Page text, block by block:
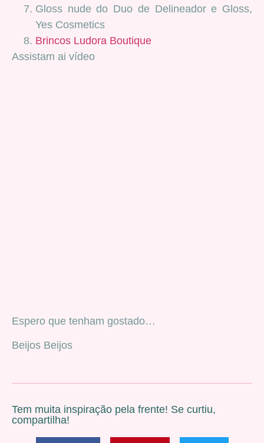
Gloss nude do Duo de Delineador e Gloss,
Yes Cosmetics
Brincos Ludora Boutique
Assistam ai vídeo
Espero que tenham gostado…
Beijos Beijos
Tem muita inspiração pela frente! Se curtiu,
compartilha!